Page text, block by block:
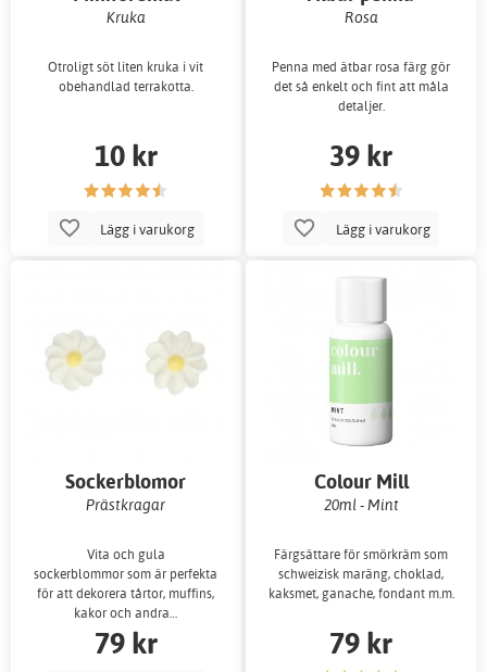
Kruka
Otroligt söt liten kruka i vit
obehandlad terrakotta.
10 kr
Lägg i varukorg
Rosa
Penna med ätbar rosa färg gör
det så enkelt och fint att måla
detaljer.
39 kr
Lägg i varukorg
Sockerblomor
Prästkragar
Vita och gula
sockerblommor som är perfekta
för att dekorera tårtor, muffins,
kakor och andra…
79 kr
Colour Mill
20ml - Mint
Färgsättare för smörkräm som
schweizisk maräng, choklad,
kaksmet, ganache, fondant m.m.
79 kr